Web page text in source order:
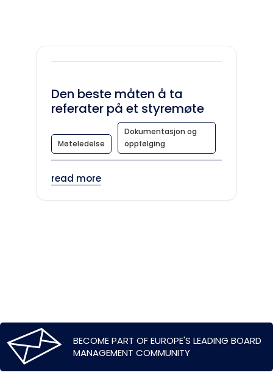
Den beste måten å ta
referater på et styremøte
Møteledelse
Dokumentasjon og
oppfølging
read more
BECOME PART OF EUROPE'S LEADING BOARD
MANAGEMENT COMMUNITY